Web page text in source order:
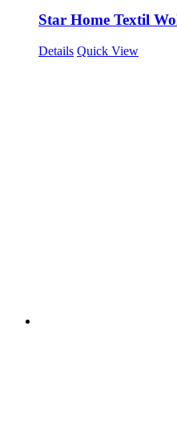
Star Home Textil
Details Quick View